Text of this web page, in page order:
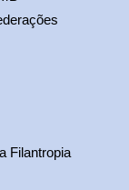
Filantropia